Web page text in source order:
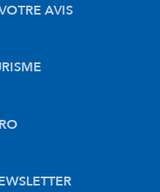
AVIS